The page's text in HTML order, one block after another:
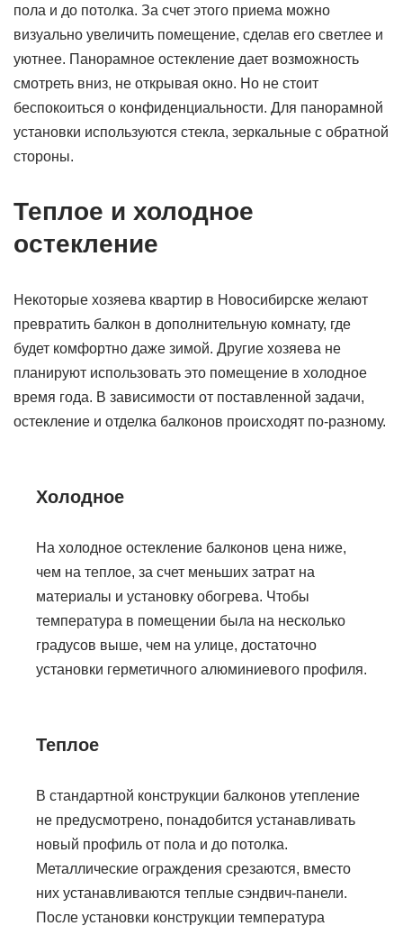
пола и до потолка. За счет этого приема можно
визуально увеличить помещение, сделав его светлее и
уютнее. Панорамное остекление дает возможность
смотреть вниз, не открывая окно. Но не стоит
беспокоиться о конфиденциальности. Для панорамной
установки используются стекла, зеркальные с обратной
стороны.
Теплое и холодное
остекление
Некоторые хозяева квартир в Новосибирске желают
превратить балкон в дополнительную комнату, где
будет комфортно даже зимой. Другие хозяева не
планируют использовать это помещение в холодное
время года. В зависимости от поставленной задачи,
остекление и отделка балконов происходят по-разному.
Холодное
На холодное остекление балконов цена ниже,
чем на теплое, за счет меньших затрат на
материалы и установку обогрева. Чтобы
температура в помещении была на несколько
градусов выше, чем на улице, достаточно
установки герметичного алюминиевого профиля.
Теплое
В стандартной конструкции балконов утепление
не предусмотрено, понадобится устанавливать
новый профиль от пола и до потолка.
Металлические ограждения срезаются, вместо
них устанавливаются теплые сэндвич-панели.
После установки конструкции температура